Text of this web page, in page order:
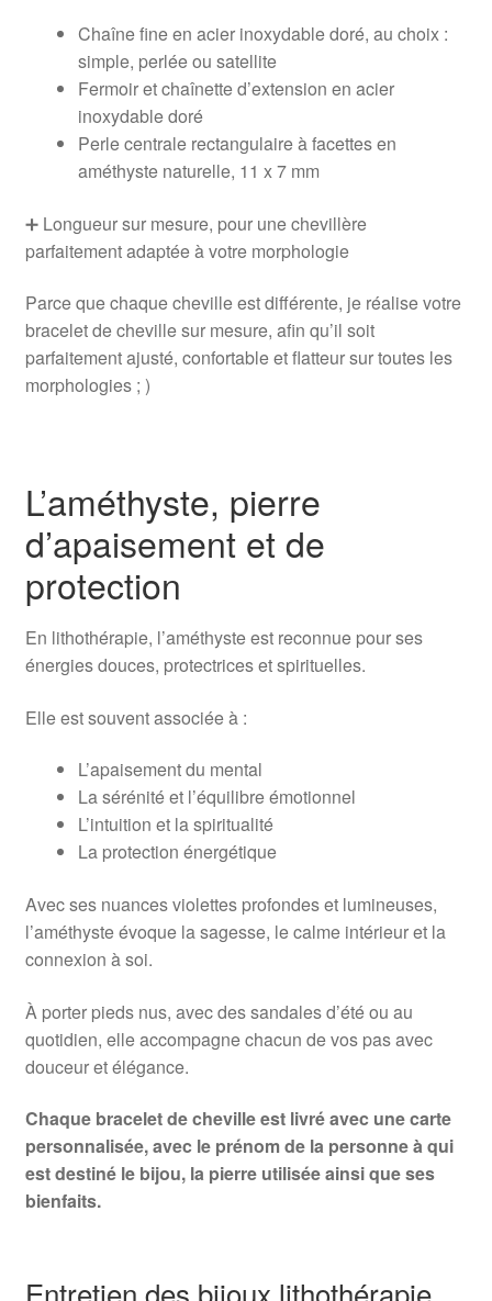
Chaîne fine en acier inoxydable doré, au choix :
simple, perlée ou satellite
Fermoir et chaînette d’extension en acier
inoxydable doré
Perle centrale rectangulaire à facettes en
améthyste naturelle, 11 x 7 mm
➕ Longueur sur mesure, pour une chevillère
parfaitement adaptée à votre morphologie
Parce que chaque cheville est différente, je réalise votre
bracelet de cheville sur mesure, afin qu’il soit
parfaitement ajusté, confortable et flatteur sur toutes les
morphologies ; )
L’améthyste, pierre
d’apaisement et de
protection
En lithothérapie, l’améthyste est reconnue pour ses
énergies douces, protectrices et spirituelles.
Elle est souvent associée à :
L’apaisement du mental
La sérénité et l’équilibre émotionnel
L’intuition et la spiritualité
La protection énergétique
Avec ses nuances violettes profondes et lumineuses,
l’améthyste évoque la sagesse, le calme intérieur et la
connexion à soi.
À porter pieds nus, avec des sandales d’été ou au
quotidien, elle accompagne chacun de vos pas avec
douceur et élégance.
Chaque bracelet de cheville est livré avec une carte
personnalisée, avec le prénom de la personne à qui
est destiné le bijou, la pierre utilisée ainsi que ses
bienfaits.